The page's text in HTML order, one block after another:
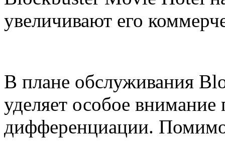
увеличивают его
В плане обслуживания
уделяет особое внимание
дифференциации.